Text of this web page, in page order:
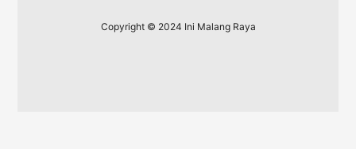
Copyright © 2024 Ini Malang Raya